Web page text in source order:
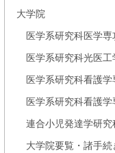
大学院
医学系研究科医学専
医学系研究科光医工
医学系研究科看護学
医学系研究科看護学
連合小児発達学研究
大学院要覧・諸手続